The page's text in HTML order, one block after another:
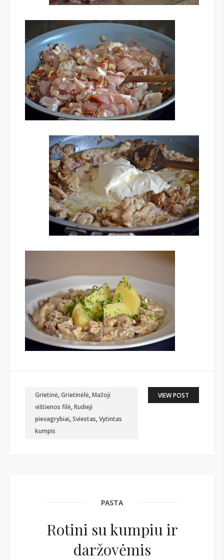
Grietinė,Grietinėlė,Mažoji
vištienos filė,Rudieji
pievagrybiai,Sviestas,Vytintas
kumpis
VIEW POST
PASTA
Rotini su kumpiu ir
daržovėmis